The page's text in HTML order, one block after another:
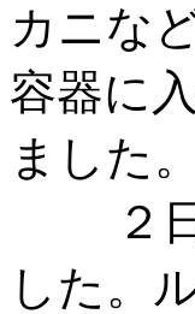
カニな
容器に
ました。
２日
した。